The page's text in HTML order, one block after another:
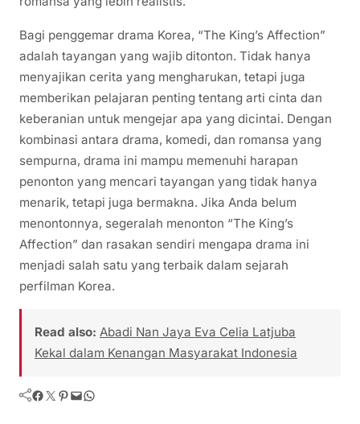
Bagi penggemar drama Korea, “The King’s Affection”
adalah tayangan yang wajib ditonton. Tidak hanya
menyajikan cerita yang mengharukan, tetapi juga
memberikan pelajaran penting tentang arti cinta dan
keberanian untuk mengejar apa yang dicintai. Dengan
kombinasi antara drama, komedi, dan romansa yang
sempurna, drama ini mampu memenuhi harapan
penonton yang mencari tayangan yang tidak hanya
menarik, tetapi juga bermakna. Jika Anda belum
menontonnya, segeralah menonton “The King’s
Affection” dan rasakan sendiri mengapa drama ini
menjadi salah satu yang terbaik dalam sejarah
perfilman Korea.
Read also: Abadi Nan Jaya Eva Celia Latjuba
Kekal dalam Kenangan Masyarakat Indonesia
Facebook Twitter Pinterest Mail WhatsApp